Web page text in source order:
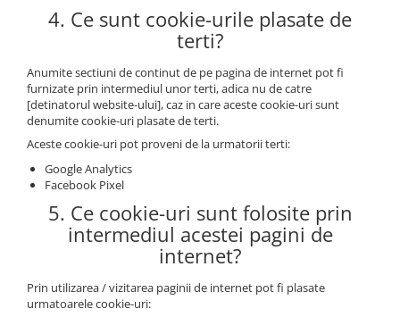
4. Ce sunt cookie-urile plasate de
terti?
Anumite sectiuni de continut de pe pagina de internet pot fi
furnizate prin intermediul unor terti, adica nu de catre
[detinatorul website-ului], caz in care aceste cookie-uri sunt
denumite cookie-uri plasate de terti.
Aceste cookie-uri pot proveni de la urmatorii terti:
Google Analytics
Facebook Pixel
5. Ce cookie-uri sunt folosite prin
intermediul acestei pagini de
internet?
Prin utilizarea / vizitarea paginii de internet pot fi plasate
urmatoarele cookie-uri: